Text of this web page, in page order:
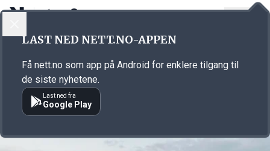
Annonsørinnhold
LAST NED NETT.NO-APPEN
Få nett.no som app på Android for enklere tilgang til
de siste nyhetene.
Last ned fra
Google Play